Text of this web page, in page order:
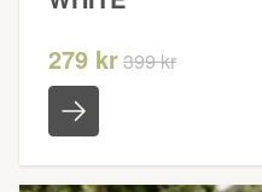
279 kr399 kr